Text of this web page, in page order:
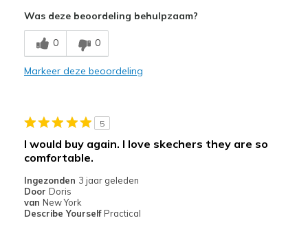
Breathe Well
Comfortable
Casual Wear
Going Out
Special Occasions
Was deze beoordeling behulpzaam?
0 0
Markeer deze beoordeling
5
I would buy again. I love skechers they are so
comfortable.
Ingezonden 3 jaar geleden
Door Doris
van New York
Describe Yourself Practical